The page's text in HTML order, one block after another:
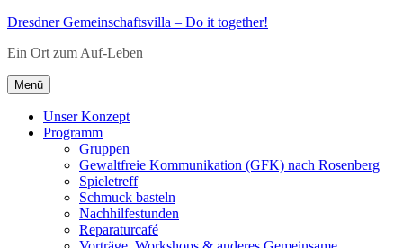
Zum
springen
Dresdner Gemeinschaftsvilla – Do it together!
Ein Ort zum Auf-Leben
Menü
Unser Konzept
Programm
Gruppen
Gewaltfreie Kommunikation (GFK) nach Rosenberg
Spieletreff
Schmuck basteln
Nachhilfestunden
Reparaturcafé